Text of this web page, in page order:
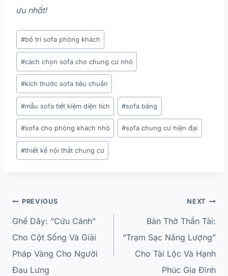
ưu nhất!
#bố trí sofa phòng khách
#cách chọn sofa cho chung cư nhỏ
#kích thước sofa tiêu chuẩn
#mẫu sofa tiết kiệm diện tích #sofa băng
#sofa cho phòng khách nhỏ #sofa chung cư hiện đại
#thiết kế nội thất chung cư
PREVIOUS
Ghế Dây: “Cứu Cánh”
Cho Cột Sống Và Giải
Pháp Vàng Cho Người
Đau Lưng
NEXT
Bàn Thờ Thần Tài:
“Trạm Sạc Năng Lượng”
Cho Tài Lộc Và Hạnh
Phúc Gia Đình